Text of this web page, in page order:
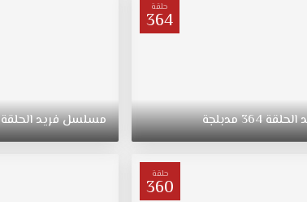
حلقة
364
الحلقة364مدبلجة مسلسلفريدالحلقة
حلقة
360